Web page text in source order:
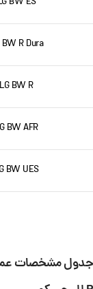
BW R Dura
LG BW R
BW AFR
BW UES